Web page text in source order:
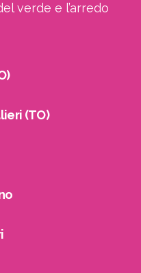
verde e l’arredo
(TO)
Indirizzo